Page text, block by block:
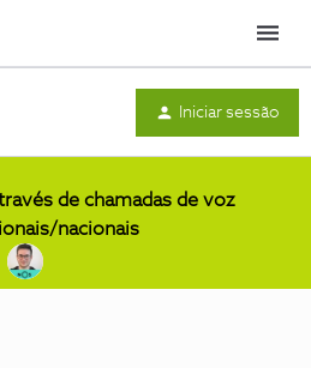
Menu
Iniciar sessão
de chamadas de voz
nacionais